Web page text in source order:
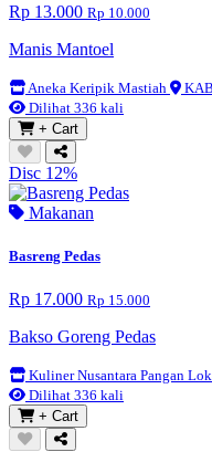
Rp 13.000 Rp 10.000
Manis Mantoel
Aneka Keripik Mastiah
Dilihat 336 kali
+ Cart
Disc 12%
Makanan
Basreng Pedas
Rp 17.000 Rp 15.000
Bakso Goreng Pedas
Kuliner Nusantara Pangan
Dilihat 336 kali
+ Cart